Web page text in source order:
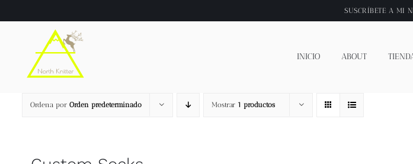
al
SUSCRÍBETE A MI
INICIO ABOUT
Ordena por Orden predeterminado Mostrar 1 productos